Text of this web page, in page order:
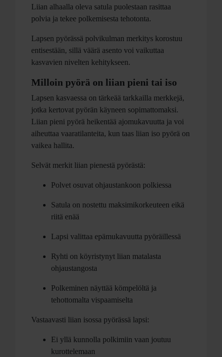
Liian alhaalla oleva satula puolestaan rasittaa
polvia ja tekee polkemisesta tehotonta.
Lapsen pyörässä polvikulman merkitys korostuu
entisestään, sillä väärä asento voi vaikuttaa
kasvavien nivelten kehitykseen.
Milloin pyörä on liian pieni tai iso
Lapsen kasvaessa on tärkeää tarkkailla merkkejä,
jotka kertovat pyörän käyneen sopimattomaksi.
Liian pieni pyörä heikentää ajomukavuutta ja voi
aiheuttaa vaaratilanteita, kun taas liian iso pyörä on
vaikea hallita.
Selvät merkit liian pienestä pyörästä:
Polvet osuvat ohjaustankoon polkiessa
Satula on nostettu maksimikorkeuteen eikä
riitä enää
Lapsi valittaa epämukavuutta pyöräillessä
Ryhti on köyristynyt liian matalasta
ohjaustangosta
Polkeminen näyttää kömpelöltä ja
tehottomalta vispaamiselta
Vastaavasti liian isossa pyörässä lapsi:
Ei yllä kunnolla polkimiin vaan joutuu
kurottelemaan